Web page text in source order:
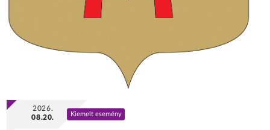
2026.
08.20.
Kiemelt esemény